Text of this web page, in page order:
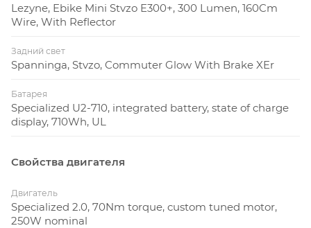
Lezyne, Ebike Mini Stvzo E300+, 300 Lumen, 160Cm
Wire, With Reflector
Задний свет
Spanninga, Stvzo, Commuter Glow With Brake XEr
Батарея
Specialized U2-710, integrated battery, state of charge
display, 710Wh, UL
Свойства двигателя
Двигатель
Specialized 2.0, 70Nm torque, custom tuned motor,
250W nominal